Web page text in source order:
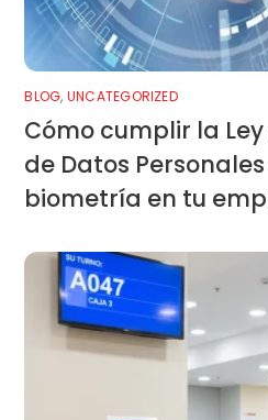
BLOG, UNCATEGORIZED
Cómo cumplir la
de Datos
biometría en tu